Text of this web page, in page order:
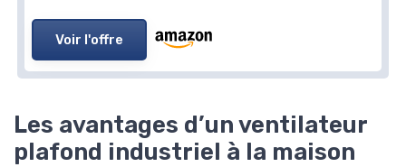
Voir l'offre
Les avantages d’un ventilateur
plafond industriel à la maison